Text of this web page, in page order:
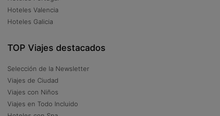
Hoteles Valencia
Hoteles Galicia
TOP Viajes destacados
Selección de la Newsletter
Viajes de Ciudad
Viajes con Niños
Viajes en Todo Incluido